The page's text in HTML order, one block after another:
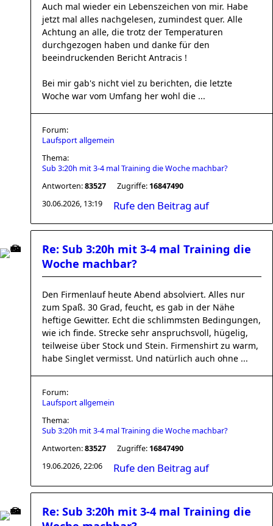
Auch mal wieder ein Lebenszeichen von mir. Habe
jetzt mal alles nachgelesen, zumindest quer. Alle
Achtung an alle, die trotz der Temperaturen
durchgezogen haben und danke für den
beeindruckenden Bericht Antracis !
Bei mir gab's nicht viel zu berichten, die letzte
Woche war vom Umfang her wohl die ...
Forum:
Laufsport allgemein
Thema:
Sub 3:20h mit 3-4 mal Training die Woche machbar?
Antworten:83527 Zugriffe: 16847490
30.06.2026, 13:19
Rufe den Beitrag auf
Re: Sub 3:20h mit 3-4 mal Training die
Woche machbar?
Den Firmenlauf heute Abend absolviert. Alles nur
zum Spaß. 30 Grad, feucht, es gab in der Nähe
heftige Gewitter. Echt die schlimmsten Bedingungen,
wie ich finde. Strecke sehr anspruchsvoll, hügelig,
teilweise über Stock und Stein. Firmenshirt zu warm,
habe Singlet vermisst. Und natürlich auch ohne ...
Forum:
Laufsport allgemein
Thema:
Sub 3:20h mit 3-4 mal Training die Woche machbar?
Antworten:83527 Zugriffe: 16847490
19.06.2026, 22:06
Rufe den Beitrag auf
Re: Sub 3:20h mit 3-4 mal Training die